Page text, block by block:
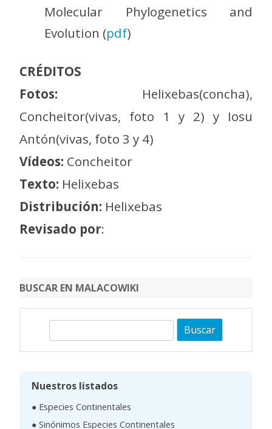
Molecular Phylogenetics and
Evolution (pdf)
CRÉDITOS
Fotos: Helixebas(concha),
Concheitor(vivas, foto 1 y 2) y Iosu
Antón(vivas, foto 3 y 4)
Vídeos: Concheitor
Texto: Helixebas
Distribución: Helixebas
Revisado por:
BUSCAR EN MALACOWIKI
Nuestros listados
● Especies Continentales
● Sinónimos Especies Continentales